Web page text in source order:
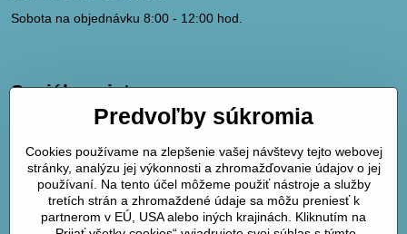
Sobota na objednávku 8:00 - 12:00 hod.
Sociálne siete
hydrodk@hydrodk.sk
Facebook
Instagram
Pinterest
Mapa
Predvoľby súkromia
Cookies používame na zlepšenie vašej návštevy tejto webovej
stránky, analýzu jej výkonnosti a zhromažďovanie údajov o jej
používaní. Na tento účel môžeme použiť nástroje a služby
tretích strán a zhromaždené údaje sa môžu preniesť k
partnerom v EÚ, USA alebo iných krajinách. Kliknutím na